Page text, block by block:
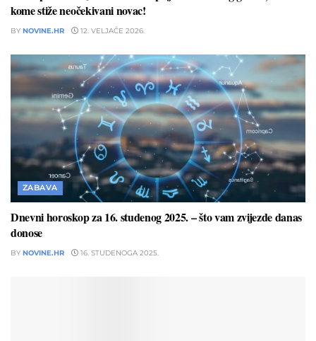
kome stiže neočekivani novac!
BY NOVINE.HR 12. VELJAČE 2026.
ZABAVA
Dnevni horoskop za 16. studenog 2025. – što vam zvijezde danas
donose
BY NOVINE.HR 16. STUDENOGA 2025.